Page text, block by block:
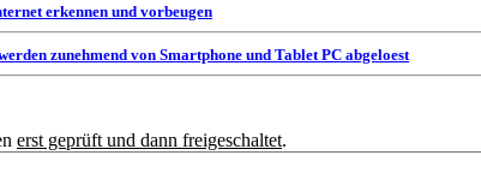
erkennen und vorbeugen
zunehmend von Smartphone und Tablet PC abgeloest
erst geprüft und dann freigeschaltet.